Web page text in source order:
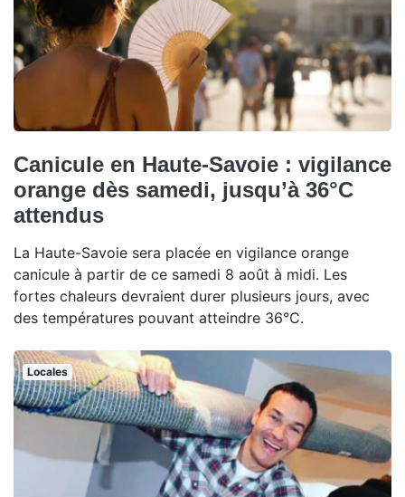
Canicule en Haute-Savoie : vigilance
orange dès samedi, jusqu’à 36°C
attendus
La Haute-Savoie sera placée en vigilance orange
canicule à partir de ce samedi 8 août à midi. Les
fortes chaleurs devraient durer plusieurs jours, avec
des températures pouvant atteindre 36°C.
Locales